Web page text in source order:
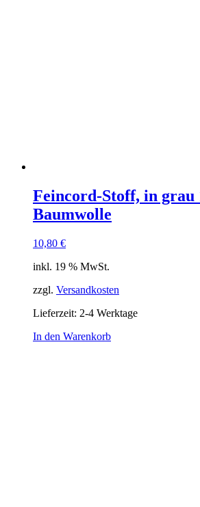
Feincord-Stoff, in grau
Baumwolle
10,80 €
inkl. 19 % MwSt.
zzgl. Versandkosten
Lieferzeit: 2-4 Werktage
In den Warenkorb